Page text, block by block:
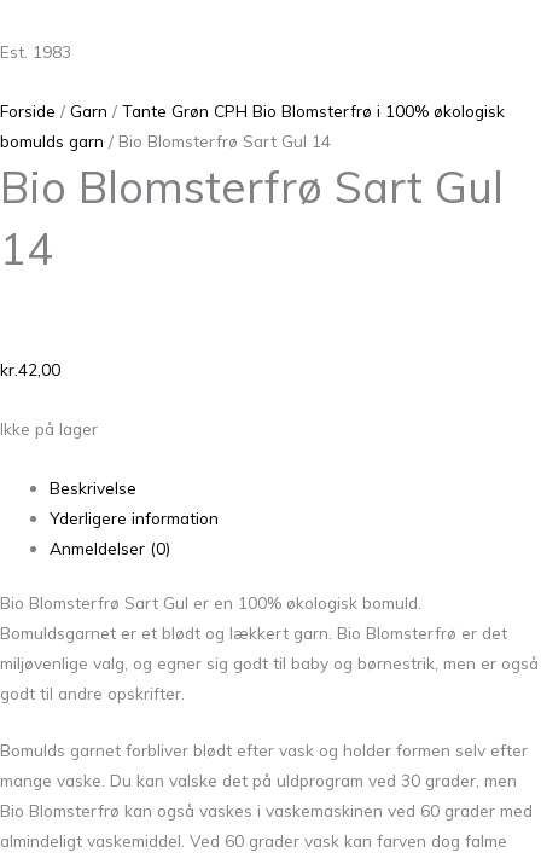
Est. 1983
Forside / Garn / Tante Grøn CPH Bio Blomsterfrø i 100% økologisk
bomulds garn / Bio Blomsterfrø Sart Gul 14
Bio Blomsterfrø Sart Gul
14
kr.42,00
Ikke på lager
Beskrivelse
Yderligere information
Anmeldelser (0)
Bio Blomsterfrø Sart Gul er en 100% økologisk bomuld.
Bomuldsgarnet er et blødt og lækkert garn. Bio Blomsterfrø er det
miljøvenlige valg, og egner sig godt til baby og børnestrik, men er også
godt til andre opskrifter.
Bomulds garnet forbliver blødt efter vask og holder formen selv efter
mange vaske. Du kan valske det på uldprogram ved 30 grader, men
Bio Blomsterfrø kan også vaskes i vaskemaskinen ved 60 grader med
almindeligt vaskemiddel. Ved 60 grader vask kan farven dog falme